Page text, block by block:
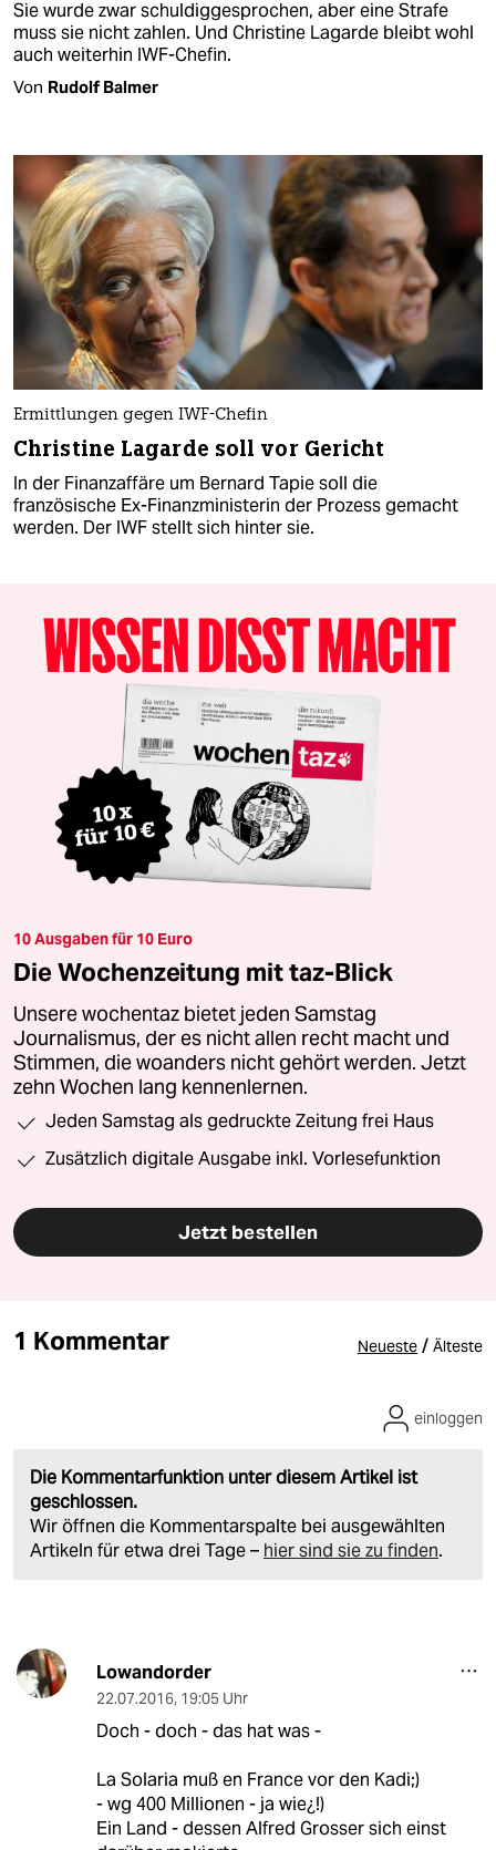
Sie wurde zwar schuldiggesprochen, aber eine Strafe
muss sie nicht zahlen. Und Christine Lagarde bleibt wohl
auch weiterhin IWF-Chefin.
Von Rudolf Balmer
Ermittlungen gegen IWF-Chefin
Christine Lagarde soll vor Gericht
In der Finanzaffäre um Bernard Tapie soll die
französische Ex-Finanzministerin der Prozess gemacht
werden. Der IWF stellt sich hinter sie.
10 Ausgaben für 10 Euro
Die Wochenzeitung mit taz-Blick
Unsere wochentaz bietet jeden Samstag
Journalismus, der es nicht allen recht macht und
Stimmen, die woanders nicht gehört werden. Jetzt
zehn Wochen lang kennenlernen.
Jeden Samstag als gedruckte Zeitung frei Haus
Zusätzlich digitale Ausgabe inkl. Vorlesefunktion
Jetzt bestellen
1 Kommentar Neueste / Älteste
Die Kommentarfunktion unter diesem Artikel ist
geschlossen.
Wir öffnen die Kommentarspalte bei ausgewählten
Artikeln für etwa drei Tage – hier sind sie zu finden.
einloggen
Lowandorder
22.07.2016, 19:05 Uhr
Doch - doch - das hat was -
La Solaria muß en France vor den Kadi;)
- wg 400 Millionen - ja wie¿!)
Ein Land - dessen Alfred Grosser sich einst